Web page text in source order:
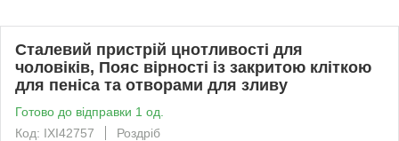
Сталевий пристрій цнотливості для
чоловіків, Пояс вірності із закритою кліткою
для пеніса та отворами для зливу
Готово до відправки 1 од.
Код: IXI42757
Роздріб